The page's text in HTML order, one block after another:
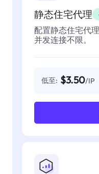
静态住宅代理
配置静态住宅代
并发连接不限。
低至: $3.50/IP